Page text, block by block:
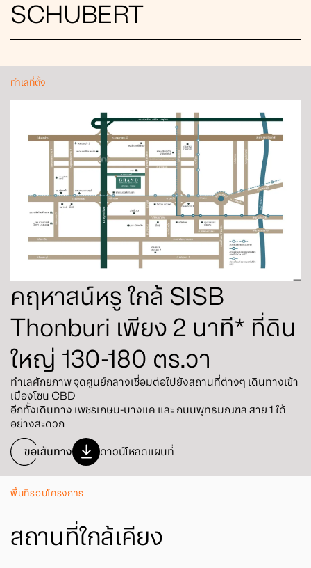
SCHUBERT
ทำเลที่ตั้ง
คฤหาสน์หรู ใกล้ SISB
Thonburi เพียง 2 นาที* ที่ดิน
ใหญ่ 130-180 ตร.วา
ทำเลศักยภาพ จุดศูนย์กลางเชื่อมต่อไปยังสถานที่ต่างๆ เดินทางเข้า
เมืองโซน CBD
อีกทั้งเดินทาง เพชรเกษม-บางแค และ ถนนพุทธมณฑล สาย 1 ได้
อย่างสะดวก
ขอเส้นทาง
ดาวน์โหลดแผนที่
พื้นที่รอบโครงการ
สถานที่ใกล้เคียง